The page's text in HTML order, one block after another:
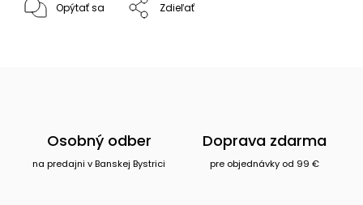
Opýtať sa Zdieľať
Osobný odber
na predajni v Banskej Bystrici
Doprava zdarma
pre objednávky od 99 €